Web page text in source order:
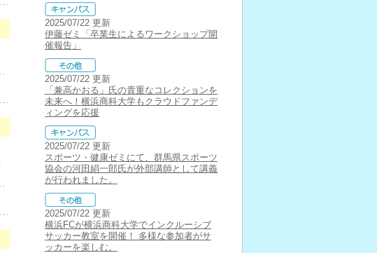
2025/07/22 更新
伊藤ゼミ「卒業生によるワークショップ開
催報告」
2025/07/22 更新
「兼高かおる」氏の貴重なコレクションを
未来へ！横浜商科大学もクラウドファンデ
ィングを応援
2025/07/22 更新
スポーツ・健康ゼミにて、群馬県スポーツ
協会の河田絹一郎氏が外部講師として講義
が行われました。
2025/07/22 更新
横浜FCが横浜商科大学でインクルーシブ
サッカー教室を開催！ 多様な参加者がサ
ッカーを楽しむ。